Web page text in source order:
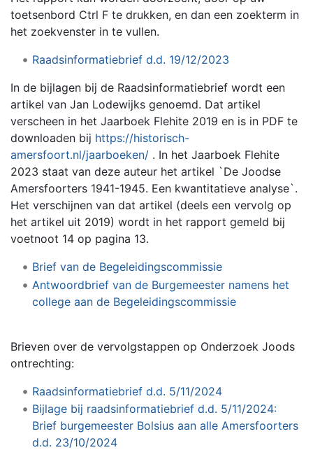
toetsenbord Ctrl F te drukken, en dan een zoekterm in
het zoekvenster in te vullen.
Raadsinformatiebrief d.d. 19/12/2023
In de bijlagen bij de Raadsinformatiebrief wordt een
artikel van Jan Lodewijks genoemd. Dat artikel
verscheen in het Jaarboek Flehite 2019 en is in PDF te
downloaden bij https://historisch-
amersfoort.nl/jaarboeken/ . In het Jaarboek Flehite
2023 staat van deze auteur het artikel `De Joodse
Amersfoorters 1941-1945. Een kwantitatieve analyse`.
Het verschijnen van dat artikel (deels een vervolg op
het artikel uit 2019) wordt in het rapport gemeld bij
voetnoot 14 op pagina 13.
Brief van de Begeleidingscommissie
Antwoordbrief van de Burgemeester namens het
college aan de Begeleidingscommissie
Brieven over de vervolgstappen op Onderzoek Joods
ontrechting:
Raadsinformatiebrief d.d. 5/11/2024
Bijlage bij raadsinformatiebrief d.d. 5/11/2024:
Brief burgemeester Bolsius aan alle Amersfoorters
d.d. 23/10/2024